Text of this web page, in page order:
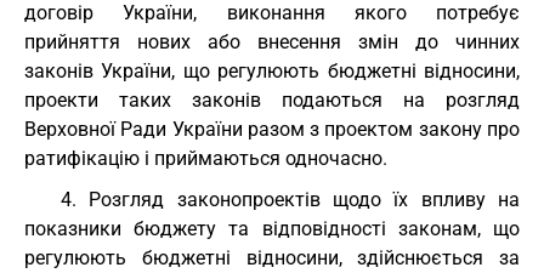
договір України, виконання якого потребує
прийняття нових або внесення змін до чинних
законів України, що регулюють бюджетні відносини,
проекти таких законів подаються на розгляд
Верховної Ради України разом з проектом закону про
ратифікацію і приймаються одночасно.
4. Розгляд законопроектів щодо їх впливу на
показники бюджету та відповідності законам, що
регулюють бюджетні відносини, здійснюється за